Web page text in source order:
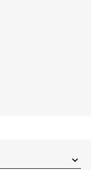
keyboard_arrow_down